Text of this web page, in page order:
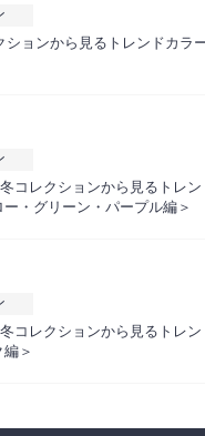
ションから見るトレンドカラ
コレクションから見るトレン
・グリーン・パープル編＞
コレクションから見るトレン
＞